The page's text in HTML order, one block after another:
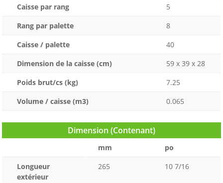
Caisse par rang
5
Rang par palette
8
Caisse / palette
40
Dimension de la caisse (cm)
59 x 39 x 28
Poids brut/cs (kg)
7.25
Volume / caisse (m3)
0.065
Dimension (Contenant)
mm
po
Longueur
extérieur
265 10 7/16